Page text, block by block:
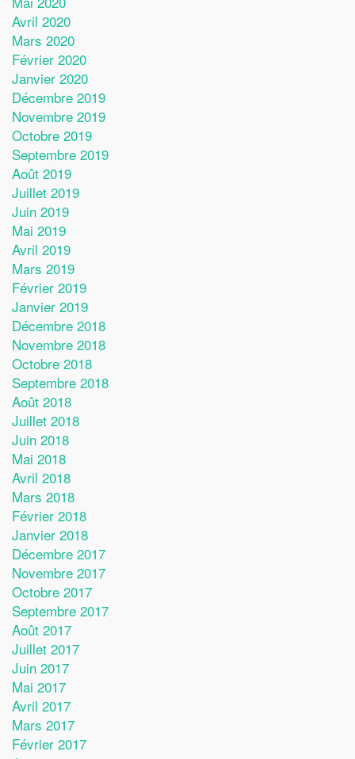
Avril 2020
Mars 2020
Février 2020
Janvier 2020
Décembre 2019
Novembre 2019
Octobre 2019
Septembre 2019
Août 2019
Juillet 2019
Juin 2019
Mai 2019
Avril 2019
Mars 2019
Février 2019
Janvier 2019
Décembre 2018
Novembre 2018
Octobre 2018
Septembre 2018
Août 2018
Juillet 2018
Juin 2018
Mai 2018
Avril 2018
Mars 2018
Février 2018
Janvier 2018
Décembre 2017
Novembre 2017
Octobre 2017
Septembre 2017
Août 2017
Juillet 2017
Juin 2017
Mai 2017
Avril 2017
Mars 2017
Février 2017